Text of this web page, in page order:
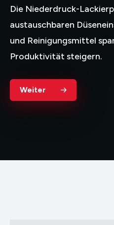
Deutsch English
Español Nederlands
Português Polski
Die Niederdruck-
austauschbaren
und Reinigungsmittel
Produktivität steigern.
Weiter